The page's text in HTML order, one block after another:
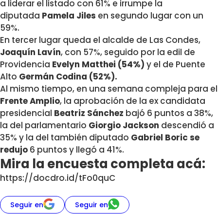
a liderar el listado con 61% e irrumpe la
diputada Pamela Jiles en segundo lugar con un
59%.
En tercer lugar queda el alcalde de Las Condes,
Joaquín Lavín, con 57%, seguido por la edil de
Providencia Evelyn Matthei (54%) y el de Puente
Alto Germán Codina (52%).
Al mismo tiempo, en una semana compleja para el
Frente Amplio, la aprobación de la ex candidata
presidencial Beatriz Sánchez bajó 6 puntos a 38%,
la del parlamentario Giorgio Jackson descendió a
35% y la del también diputado Gabriel Boric se
redujo 6 puntos y llegó a 41%.
Mira la encuesta completa acá:
https://docdro.id/tFo0quC
Seguir en Seguir en